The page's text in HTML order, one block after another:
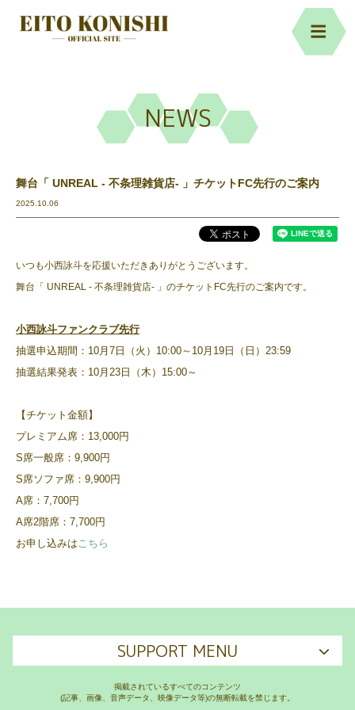
NEWS
舞台「 UNREAL - 不条理雑貨店- 」チケットFC先行のご案内
2025.10.06
いつも小西詠斗を応援いただきありがとうございます。
舞台「 UNREAL - 不条理雑貨店- 」のチケットFC先行のご案内です。
小西詠斗ファンクラブ先行
抽選申込期間：10月7日（火）10:00～10月19日（日） 23:59
抽選結果発表：10月23日（木）15:00～
【チケット金額】
プレミアム席：13,000円
S席一般席：9,900円
S席ソファ席：9,900円
A席：7,700円
A席2階席：7,700円
お申し込みはこちら
SUPPORT MENU
掲載されているすべてのコンテンツ
(記事、画像、音声データ、映像データ等)の無断転載を禁じます。